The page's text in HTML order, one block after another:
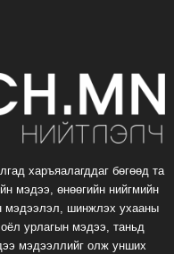
харъяалагддаг бөгөөд та
мэдээ, өнөөгийн нийгмийн
мэдээлэл, шинжлэх ухааны
урлагын мэдээ, таньд
мэдээллийг олж унших